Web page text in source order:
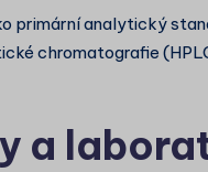
primární analytický
chromatografie
a